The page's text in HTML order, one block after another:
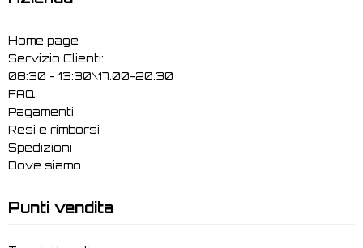
Home page
Servizio Clienti:
08:30 - 13:30\17.00-20.30
FAQ
Pagamenti
Resi e rimborsi
Spedizioni
Dove siamo
Punti vendita